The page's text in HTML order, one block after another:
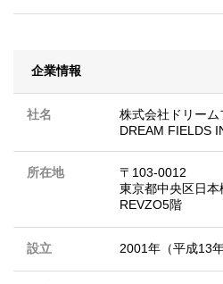
企業情報
社名
株式会社ドリーム
DREAM FIELDS
所在地
〒103-0012
東京都中央区日
REVZO5階
設立 2001年（平成13